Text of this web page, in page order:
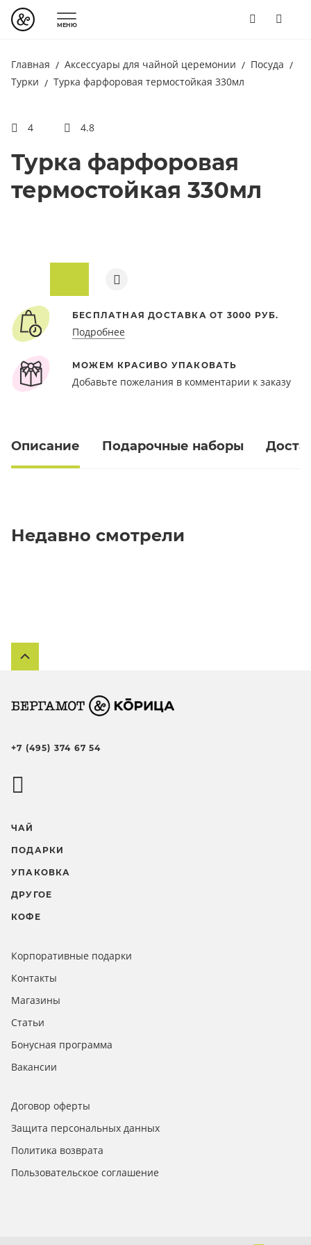
МЕНЮ
Главная Аксессуары для чайной церемонии
Посуда
Турки
Турка фарфоровая термостойкая 330мл
4 4.8
Турка фарфоровая
термостойкая 330мл
БЕСПЛАТНАЯ ДОСТАВКА ОТ 3000 РУБ.
Подробнее
МОЖЕМ КРАСИВО УПАКОВАТЬ
Добавьте пожелания в комментарии к заказу
Описание Подарочные наборы
Недавно смотрели
+7 (495) 374 67 54
ЧАЙ
ПОДАРКИ
УПАКОВКА
ДРУГОЕ
КОФЕ
Корпоративные подарки
Контакты
Магазины
Статьи
Бонусная программа
Вакансии
Договор оферты
Защита персональных данных
Политика возврата
Пользовательское соглашение